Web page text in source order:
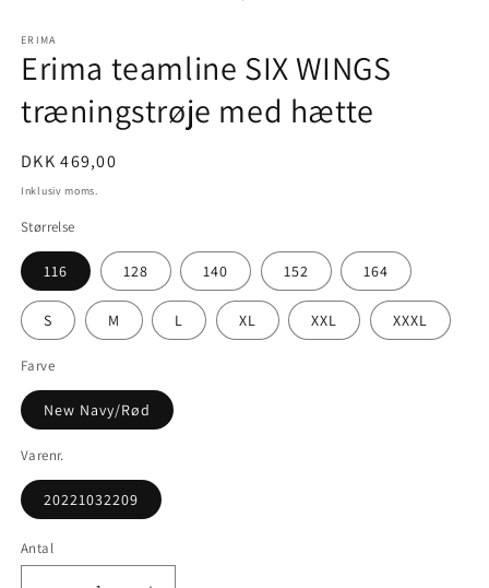
ERIMA
Erima teamline SIX WINGS
træningstrøje med hætte
Normalpris
DKK 469,00
Inklusiv moms.
Størrelse
116 128 140 152 164
S M L XL XXL XXXL
Farve
New Navy/Rød
Varenr.
20221032209
Antal